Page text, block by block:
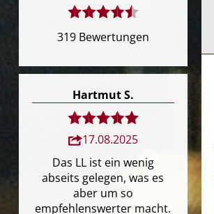
319 Bewertungen
Hartmut S.
17.08.2025
Das LL ist ein wenig
abseits gelegen, was es
aber um so
empfehlenswerter macht.